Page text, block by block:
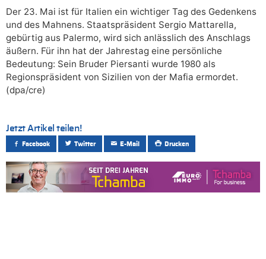
Der 23. Mai ist für Italien ein wichtiger Tag des Gedenkens
und des Mahnens. Staatspräsident Sergio Mattarella,
gebürtig aus Palermo, wird sich anlässlich des Anschlags
äußern. Für ihn hat der Jahrestag eine persönliche
Bedeutung: Sein Bruder Piersanti wurde 1980 als
Regionspräsident von Sizilien von der Mafia ermordet.
(dpa/cre)
Jetzt Artikel teilen!
Facebook Twitter E-Mail Drucken